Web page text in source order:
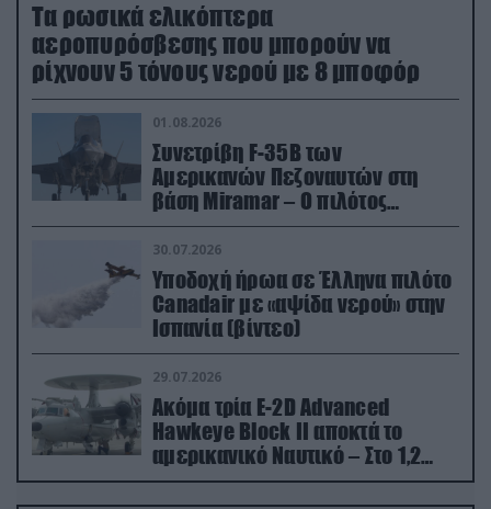
Τα ρωσικά ελικόπτερα
αεροπυρόσβεσης που μπορούν να
ρίχνουν 5 τόνους νερού με 8 μποφόρ
01.08.2026
Συνετρίβη F-35B των
Αμερικανών Πεζοναυτών στη
βάση Miramar – Ο πιλότος
εκτινάχθηκε εγκαίρως
30.07.2026
Υποδοχή ήρωα σε Έλληνα πιλότο
Canadair με «αψίδα νερού» στην
Ισπανία (βίντεο)
29.07.2026
Ακόμα τρία E-2D Advanced
Hawkeye Block II αποκτά το
αμερικανικό Ναυτικό – Στο 1,2
δισ.δολάρια το κόστος